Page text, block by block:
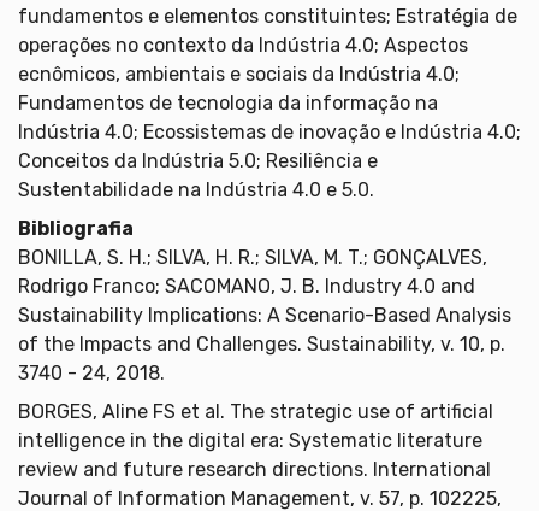
fundamentos e elementos constituintes; Estratégia de
operações no contexto da Indústria 4.0; Aspectos
ecnômicos, ambientais e sociais da Indústria 4.0;
Fundamentos de tecnologia da informação na
Indústria 4.0; Ecossistemas de inovação e Indústria 4.0;
Conceitos da Indústria 5.0; Resiliência e
Sustentabilidade na Indústria 4.0 e 5.0.
Bibliografia
BONILLA, S. H.; SILVA, H. R.; SILVA, M. T.; GONÇALVES,
Rodrigo Franco; SACOMANO, J. B. Industry 4.0 and
Sustainability Implications: A Scenario-Based Analysis
of the Impacts and Challenges. Sustainability, v. 10, p.
3740 - 24, 2018.
BORGES, Aline FS et al. The strategic use of artificial
intelligence in the digital era: Systematic literature
review and future research directions. International
Journal of Information Management, v. 57, p. 102225,